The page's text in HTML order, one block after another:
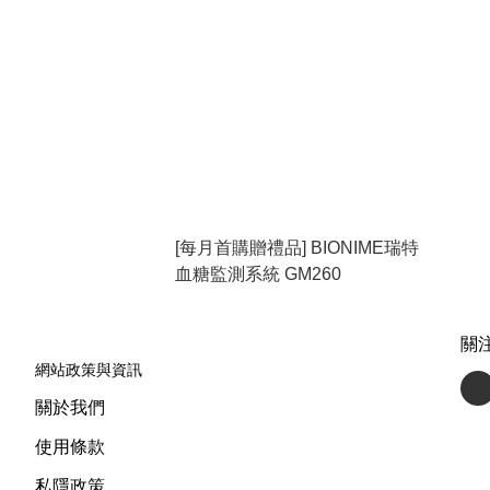
[每月首購贈禮品] BIONIME瑞特
血糖監測系統 GM260
網站政策與資訊
關於我們
使用條款
私隱政策
關